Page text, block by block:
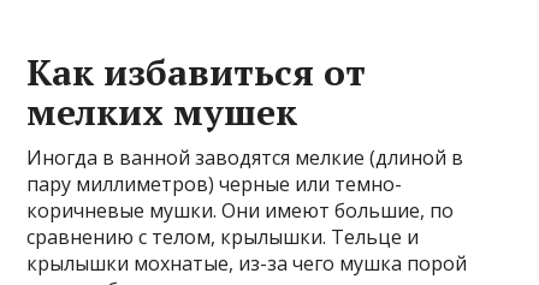
Как избавиться от
мелких мушек
Иногда в ванной заводятся мелкие (длиной в
пару миллиметров) черные или темно-
коричневые мушки. Они имеют большие, по
сравнению с телом, крылышки. Тельце и
крылышки мохнатые, из-за чего мушка порой